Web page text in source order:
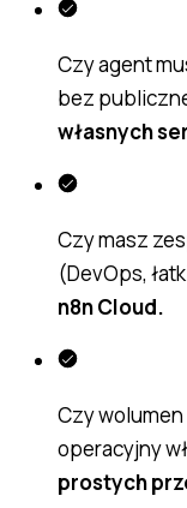
Czy agent
bez
własnych
Czy masz
(DevOps,
n8n Cloud.
Czy
operacyjny
prostych